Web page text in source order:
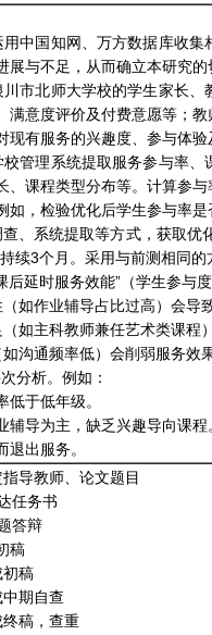
中国知网、万方数据库收
展与不足，从而确立本研究
市北师大学校的学生家长
满意度评价及付费意愿等；
现有服务的兴趣度、参与体
管理系统提取服务参与率
、课程类型分布等。计算参
如，检验优化后学生参与率是
、系统提取等方式，获取
续3个月。采用与前测相同
后延时服务效能”（学生参与
如作业辅导占比过高）会导
如主科教师兼任艺术类课程
沟通频率低）会削弱服务效
分析。例如：
于低年级。
辅导为主，缺乏兴趣导向课程
出服务。
导教师、论文题目
任务书
答辩
稿
稿
期自查
稿，查重